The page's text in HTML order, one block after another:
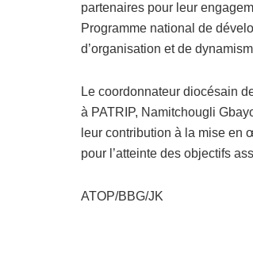
partenaires pour leur
Programme national de
d’organisation et de
Le coordonnateur diocésain
à PATRIP, Namitchougli
leur contribution à la mise en
pour l’atteinte des objectifs
ATOP/BBG/JK